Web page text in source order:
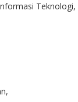
Teknologi,